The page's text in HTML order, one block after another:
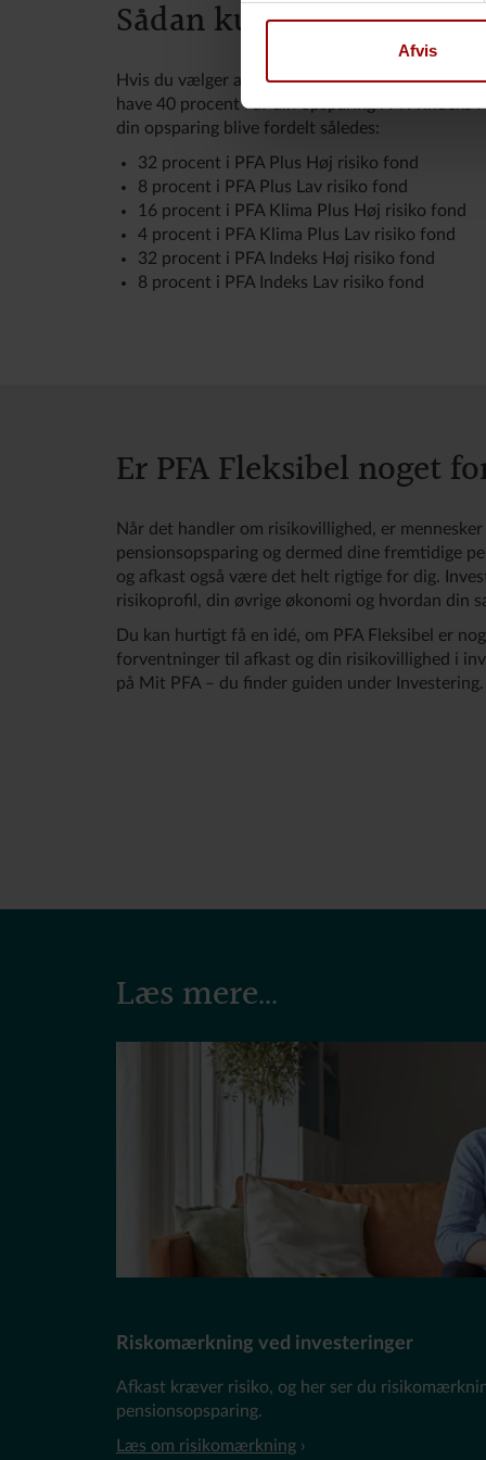
Afvis
Sådan kunne
Hvis du vælger at have 80 procent i Høj risiko
have 40 procent i af din opsparing i PFA Indeks
din opsparing blive fordelt således:
32 procent i PFA Plus Høj risiko fond
8 procent i PFA Plus Lav risiko fond
16 procent i PFA Klima Plus Høj risiko fond
4 procent i PFA Klima Plus Lav risiko fond
32 procent i PFA Indeks Høj risiko fond
8 procent i PFA Indeks Lav risiko fond
Er PFA Fleksibel noget
Når det handler om risikovillighed, er
pensionsopsparing og dermed dine fremtidige
og afkast også være det helt rigtige for dig.
risikoprofil, din øvrige økonomi og hvordan din
Du kan hurtigt få en idé, om PFA Fleksibel er
forventninger til afkast og din risikovillighed i
på Mit PFA – du finder guiden under Investering.
Læs mere...
Riskomærkning ved investeringer
Afkast kræver risiko, og her ser du
pensionsopsparing.
Læs om risikomærkning